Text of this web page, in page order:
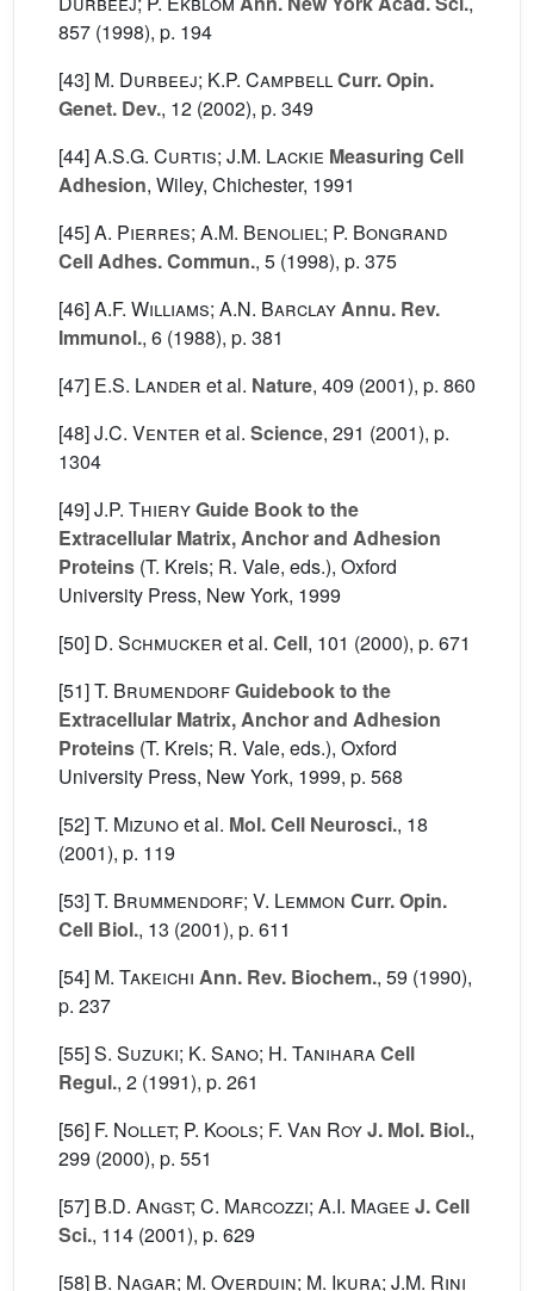
857 (1998), p. 194
[43] M. Durbeej; K.P. CampbellCurr. Opin.
Genet. Dev., 12 (2002), p. 349
[44]A.S.G. Curtis; J.M. Lackie Measuring Cell
Adhesion, Wiley, Chichester, 1991
[45]A. Pierres; A.M. Benoliel; P. Bongrand
Cell Adhes. Commun., 5 (1998), p. 375
[46]A.F. Williams; A.N. BarclayAnnu. Rev.
Immunol., 6 (1988), p. 381
[47] E.S. Lander et al. Nature, 409 (2001), p. 860
[48]J.C. Venter et al. Science, 291 (2001), p.
1304
[49]J.P. ThieryGuide Book to the
Extracellular Matrix, Anchor and Adhesion
Proteins (T. Kreis; R. Vale, eds.), Oxford
University Press, New York, 1999
[50] D. Schmucker et al. Cell, 101 (2000), p. 671
[51]T. BrumendorfGuidebook to the
Extracellular Matrix, Anchor and Adhesion
Proteins (T. Kreis; R. Vale, eds.), Oxford
University Press, New York, 1999, p. 568
[52]T. Mizunoet al. Mol. Cell Neurosci., 18
(2001), p. 119
[53]T. Brummendorf; V. Lemmon Curr. Opin.
Cell Biol., 13 (2001), p. 611
[54] M. Takeichi Ann. Rev. Biochem., 59 (1990),
p. 237
[55]S. Suzuki; K. Sano; H. TaniharaCell
Regul., 2 (1991), p. 261
[56] F. Nollet; P. Kools; F. Van RoyJ. Mol. Biol.,
299 (2000), p. 551
[57] B.D. Angst; C. Marcozzi; A.I. Magee J. Cell
Sci., 114 (2001), p. 629
[58] B. Nagar; M. Overduin; M. Ikura; J.M. Rini